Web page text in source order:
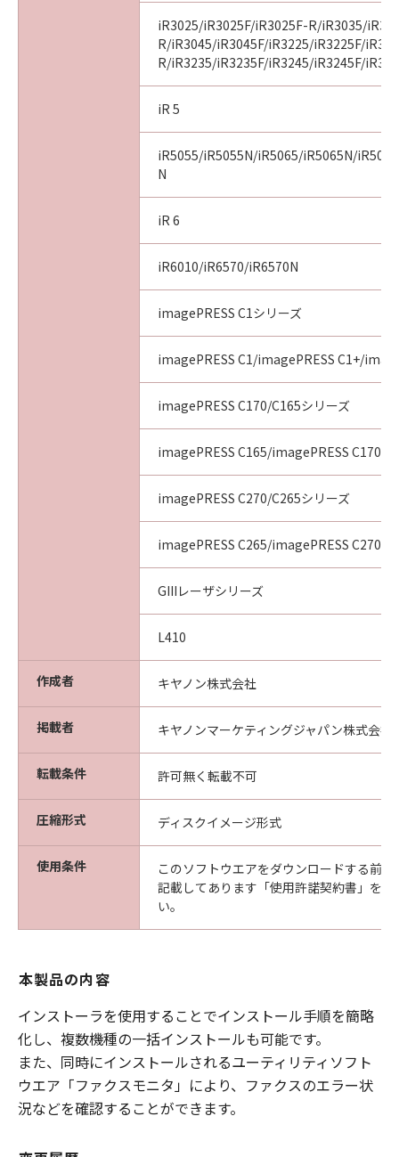
iR3025/iR3025F/iR3025F-R/iR3035/
R/iR3045/iR3045F/iR3225/iR3225F/
R/iR3235/iR3235F/iR3245/iR3245F/
iR 5
iR5055/iR5055N/iR5065/iR5065N/
N
iR 6
iR6010/iR6570/iR6570N
imagePRESS C1シリーズ
imagePRESS C1/imagePRESS C1+/
imagePRESS C170/C165シリーズ
imagePRESS C165/imagePRESS C170
imagePRESS C270/C265シリーズ
imagePRESS C265/imagePRESS C270
GIIIレーザシリーズ
L410
作成者 キヤノン株式会社
掲載者 キヤノンマーケティングジャパン株式会社
転載条件 許可無く転載不可
圧縮形式 ディスクイメージ形式
使用条件
このソフトウエアをダウンロードする前
記載してあります「使用許諾契約書」を
い。
本製品の内容
インストーラを使用することでインストール手順を簡略
化し、複数機種の一括インストールも可能です。
また、同時にインストールされるユーティリティソフト
ウエア「ファクスモニタ」により、ファクスのエラー状
況などを確認することができます。